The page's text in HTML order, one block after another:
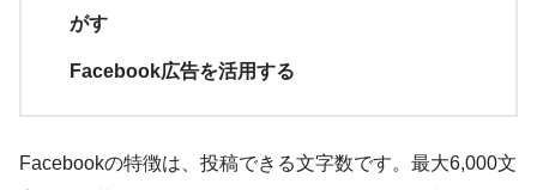
がす
Facebook広告を活用する
Facebookの特徴は、投稿できる文字数です。最大6,000文